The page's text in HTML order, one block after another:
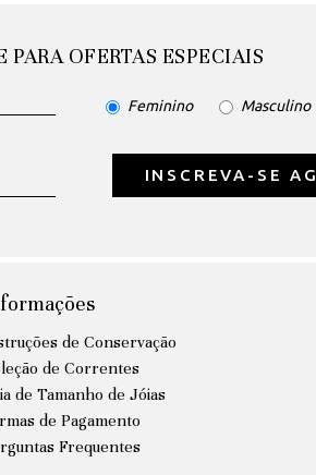
PARA OFERTAS ESPECIAIS
Feminino Masculino
INSCREVA-SE
de Conservação
de Correntes
de Tamanho de Jóias
de Pagamento
Frequentes